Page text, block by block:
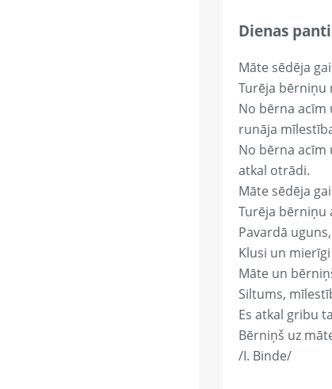
Dienas
Māte sēdēja
Turēja bērniņu
No bērna acīm
runāja
No bērna acīm
atkal otrādi.
Māte sēdēja
Turēja bērniņu
Pavardā
Klusi un
Māte un
Siltums,
Es atkal gribu
Bērniņš uz
/I. Binde/